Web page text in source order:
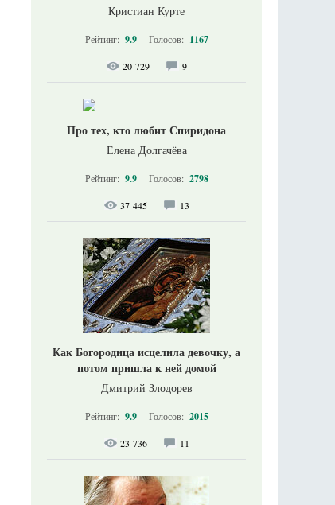
Кристиан Курте
Рейтинг: 9.9 Голосов: 1167
20 729 9
Про тех, кто любит Спиридона
Елена Долгачёва
Рейтинг: 9.9 Голосов: 2798
37 445 13
Как Богородица исцелила девочку, а
потом пришла к ней домой
Дмитрий Злодорев
Рейтинг: 9.9 Голосов: 2015
23 736 11